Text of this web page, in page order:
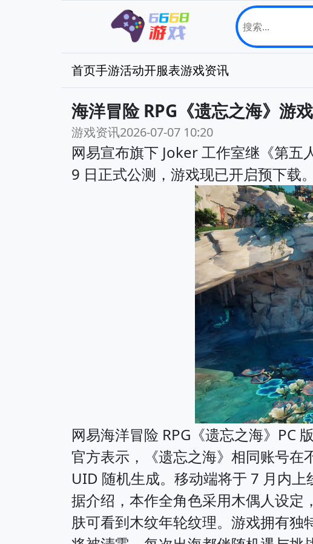
首页手游活动开服表游戏资讯
海洋冒险 RPG《遗忘之海》游
游戏资讯2026-07-07 10:20
网易宣布旗下 Joker 工作室继《第五
9 日正式公测，游戏现已开启预下载。
网易海洋冒险 RPG《遗忘之海》PC
官方表示，《遗忘之海》相同账号在
UID 随机生成。移动端将于 7 月内上
据介绍，本作全角色采用木偶人设定
肤可看到木纹年轮纹理。游戏拥有